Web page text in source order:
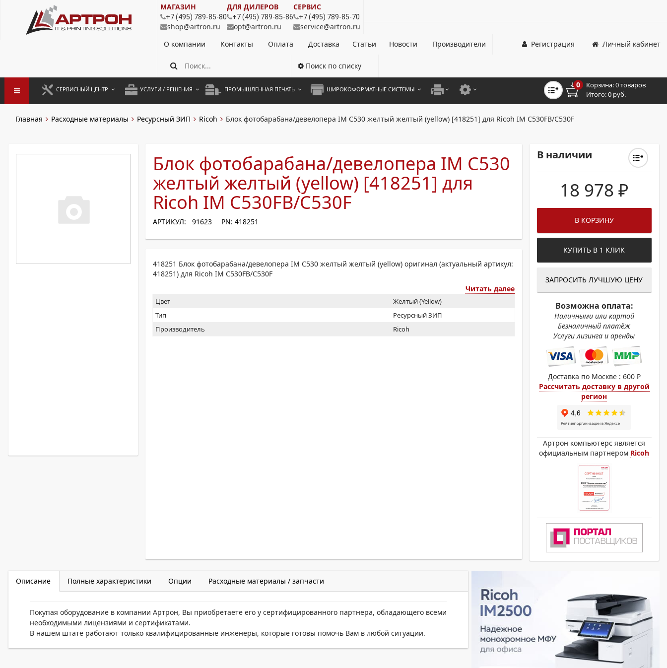
МАГАЗИН
+7 (495) 789-85-80
shop@artron.ru
ДЛЯ ДИЛЕРОВ
+7 (495) 789-85-86
opt@artron.ru
СЕРВИС
+7 (495) 789-85-70
service@artron.ru
О компании
Контакты Оплата Доставка Статьи Новости Производители Личный кабинет
Регистрация
Поиск по списку
СЕРВИСНЫЙ ЦЕНТР УСЛУГИ / РЕШЕНИЯ
АРЕНДА ОБОРУДОВАНИЯ
ПРОМЫШЛЕННАЯ ПЕЧАТЬ ШИРОКОФОРМАТНЫЕ СИСТЕМЫ
А4 МОНОХРОМНЫЕ
ПРИНТЕРЫ ДЛЯ ОФИСА
ДЛЯ ШИРОКОФОРМАТНЫХ СИСТЕМ
0 Корзина:0 товаров
Итого:0 руб.
Главная Расходные материалы Ресурсный ЗИП Ricoh Блок фотобарабана/девелопера IM C530 желтый желтый (yellow) [418251] для Ricoh IM C530FB/C530F
Блок фотобарабана/девелопера IM C530
желтый желтый (yellow) [418251] для
Ricoh IM C530FB/C530F
АРТИКУЛ: 91623 PN: 418251
418251 Блок фотобарабана/девелопера IM C530 желтый желтый (yellow) оригинал (актуальный артикул:
418251) для Ricoh IM C530FB/C530F
Читать далее
Цвет
Желтый (Yellow)
Тип
Ресурсный ЗИП
Производитель
Ricoh
В наличии
18 978₽
В КОРЗИНУ
КУПИТЬ В 1 КЛИК
ЗАПРОСИТЬ ЛУЧШУЮ ЦЕНУ
Возможна оплата:
Наличными или картой
Безналичный платёж
Услуги лизинга и аренды
Доставка по Москве : 600 ₽
Рассчитать доставку в другой
регион
Артрон компьютерс является
официальным партнером Ricoh
Описание Полные характеристики Опции Расходные материалы / запчасти
Покупая оборудование в компании Артрон, Вы приобретаете его у сертифицированного партнера, обладающего всеми
необходимыми лицензиями и сертификатами.
В нашем штате работают только квалифицированные инженеры, которые готовы помочь Вам в любой ситуации.